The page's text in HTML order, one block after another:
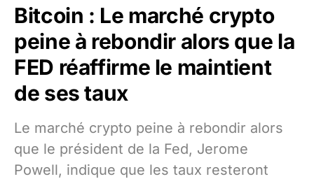
Bitcoin : Le marché crypto
peine à rebondir alors que la
FED réaffirme le maintient
de ses taux
Le marché crypto peine à rebondir alors
que le président de la Fed, Jerome
Powell, indique que les taux resteront